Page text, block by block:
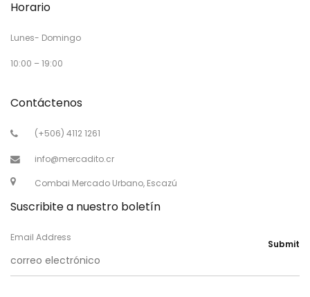
Horario
Lunes- Domingo
10:00 – 19:00
Contáctenos
(+506) 4112 1261
info@mercadito.cr
Combai Mercado Urbano, Escazú
Suscribite a nuestro boletín
Email Address
Submit